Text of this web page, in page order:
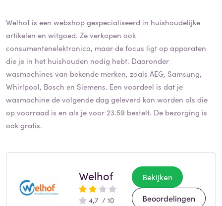
Welhof is een webshop gespecialiseerd in huishoudelijke
artikelen en witgoed. Ze verkopen ook
consumentenelektronica, maar de focus ligt op apparaten
die je in het huishouden nodig hebt. Daaronder
wasmachines van bekende merken, zoals AEG, Samsung,
Whirlpool, Bosch en Siemens. Een voordeel is dat je
wasmachine de volgende dag geleverd kan worden als die
op voorraad is en als je voor 23.59 bestelt. De bezorging is
ook gratis.
Welhof
4,7 / 10
Bekijken
Beoordelingen